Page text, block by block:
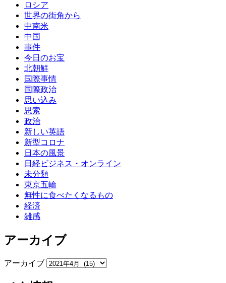
ロシア
世界の街角から
中南米
中国
事件
今日のお宝
北朝鮮
国際事情
国際政治
思い込み
思索
政治
新しい英語
新型コロナ
日本の風景
日経ビジネス・オンライン
未分類
東京五輪
無性に食べたくなるもの
経済
雑感
アーカイブ
アーカイブ